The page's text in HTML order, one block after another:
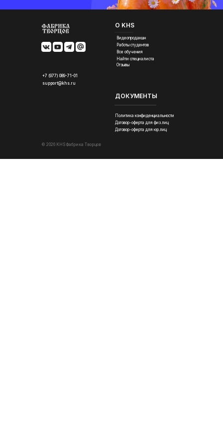
© 2026 KHS Фабрика Творцов
support@khs.ru
Договор-оферта для юр.лиц
Договор-оферта для физ.лиц
Политика конфиденциальности
ДОКУМЕНТЫ
Найти специалиста
Отзывы
Все обучения
Работы студентов
Видеопродакшн
О KHS
+7 (977) 089-71-01